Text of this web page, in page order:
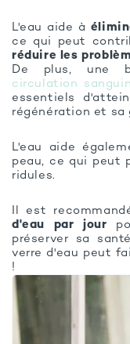
L'eau aide à
ce qui peut
réduire les
De plus, une
circulation
essentiels
régénération et sa
L'eau aide
peau, ce qui peut
ridules.
Il est
d'eau par jour
préserver sa
verre d'eau peut
!